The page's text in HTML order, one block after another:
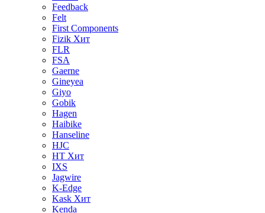
Feedback
Felt
First Components
Fizik Хит
FLR
FSA
Gaerne
Gineyea
Giyo
Gobik
Hagen
Haibike
Hanseline
HJC
HT Хит
IXS
Jagwire
K-Edge
Kask Хит
Kenda